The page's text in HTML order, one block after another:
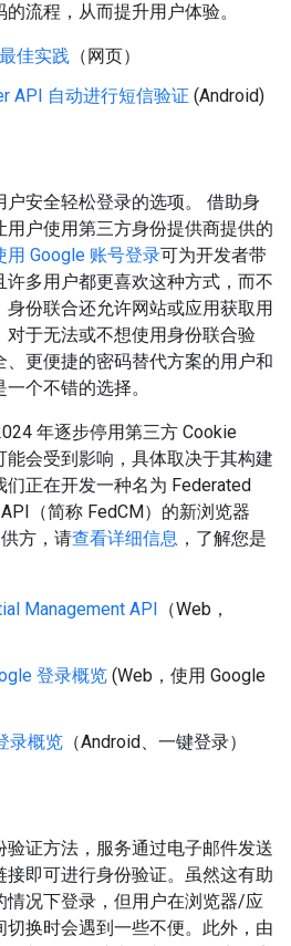
流程，从而提升用户体验。
佳实践 （网页）
API 自动进行短信验证 (Android)
安全轻松登录的选项。 借助身
户使用第三方身份提供商提供的
用 Google 账号登录可为开发者带
多用户都更喜欢这种方式，而不
份联合还允许网站或应用获取用
对于无法或不想使用身份联合验
更便捷的密码替代方案的用户和
个不错的选择。
年逐步停用第三方 Cookie
能会受到影响，具体取决于其构建
正在开发一种名为 Federated
（简称 FedCM）的新浏览器
方，请查看详细信息 ，了解您是
Management API
（Web，
登录概览 (Web，使用 Google
录概览 （Android、一键登录）
证方法，服务通过电子邮件发送
即可进行身份验证。虽然这有助
情况下登录，但用户在浏览器/应
换时会遇到一些不便。此外，由